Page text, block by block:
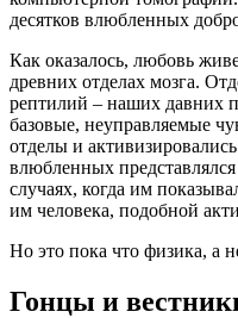
десятков влюбленных
Как оказалось, любовь
древних отделах мозга.
рептилий – наших давних
базовые, неуправляемые
отделы и
влюбленных
случаях, когда им
им человека, подобной
Но это пока что физика, а
Гонцы и